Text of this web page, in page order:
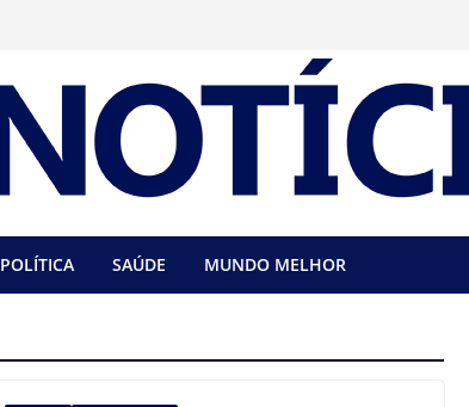
POLÍTICA SAÚDE MUNDO MELHOR